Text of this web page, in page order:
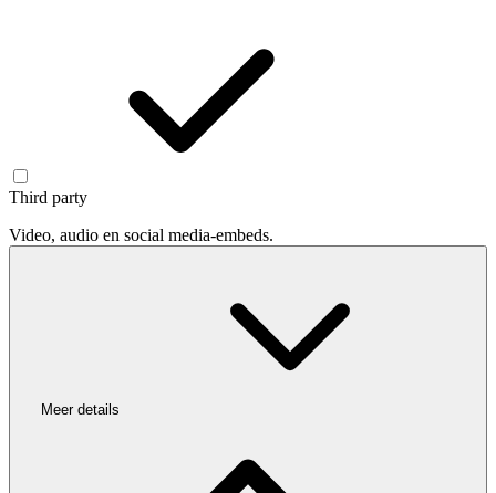
Third party
Video, audio en social media-embeds.
Meer details